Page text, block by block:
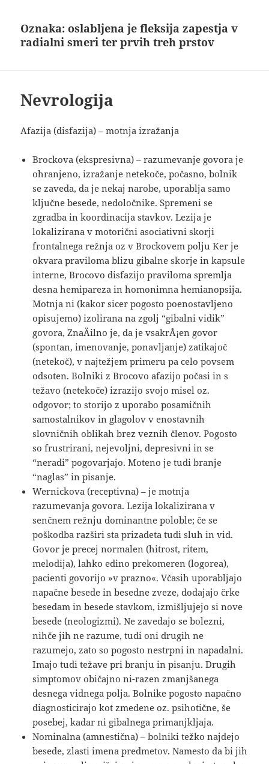
Oznaka:oslabljena je fleksija zapestja v
radialni smeri ter prvih treh prstov
Nevrologija
Afazija (disfazija) – motnja izražanja
Brockova (ekspresivna) – razumevanje govora je
ohranjeno, izražanje netekoče, počasno, bolnik
se zaveda, da je nekaj narobe, uporablja samo
ključne besede, nedoločnike. Spremeni se
zgradba in koordinacija stavkov. Lezija je
lokalizirana v motorični asociativni skorji
frontalnega režnja oz v Brockovem polju Ker je
okvara praviloma blizu gibalne skorje in kapsule
interne, Brocovo disfazijo praviloma spremlja
desna hemipareza in homonimna hemianopsija.
Motnja ni (kakor sicer pogosto poenostavljeno
opisujemo) izolirana na zgolj “gibalni vidik”
govora, ZnaÄilno je, da je vsakrÅ¡en govor
(spontan, imenovanje, ponavljanje) zatikajoč
(netekoč), v najtežjem primeru pa celo povsem
odsoten. Bolniki z Brocovo afazijo počasi in s
težavo (netekoče) izrazijo svojo misel oz.
odgovor; to storijo z uporabo posamičnih
samostalnikov in glagolov v enostavnih
slovničnih oblikah brez veznih členov. Pogosto
so frustrirani, nejevoljni, depresivni in se
“neradi” pogovarjajo. Moteno je tudi branje
“naglas” in pisanje.
Wernickova (receptivna) – je motnja
razumevanja govora. Lezija lokalizirana v
senčnem režnju dominantne poloble; če se
poškodba razširi sta prizadeta tudi sluh in vid.
Govor je precej normalen (hitrost, ritem,
melodija), lahko edino prekomeren (logorea),
pacienti govorijo »v prazno«. Včasih uporabljajo
napačne besede in besedne zveze, dodajajo črke
besedam in besede stavkom, izmišljujejo si nove
besede (neologizmi). Ne zavedajo se bolezni,
nihče jih ne razume, tudi oni drugih ne
razumejo, zato so pogosto nestrpni in napadalni.
Imajo tudi težave pri branju in pisanju. Drugih
simptomov običajno ni-razen zmanjšanega
desnega vidnega polja. Bolnike pogosto napačno
diagnosticirajo kot zmedene oz. psihotične, še
posebej, kadar ni gibalnega primanjkljaja.
Nominalna (amnestična) – bolniki težko najdejo
besede, zlasti imena predmetov. Namesto da bi jih